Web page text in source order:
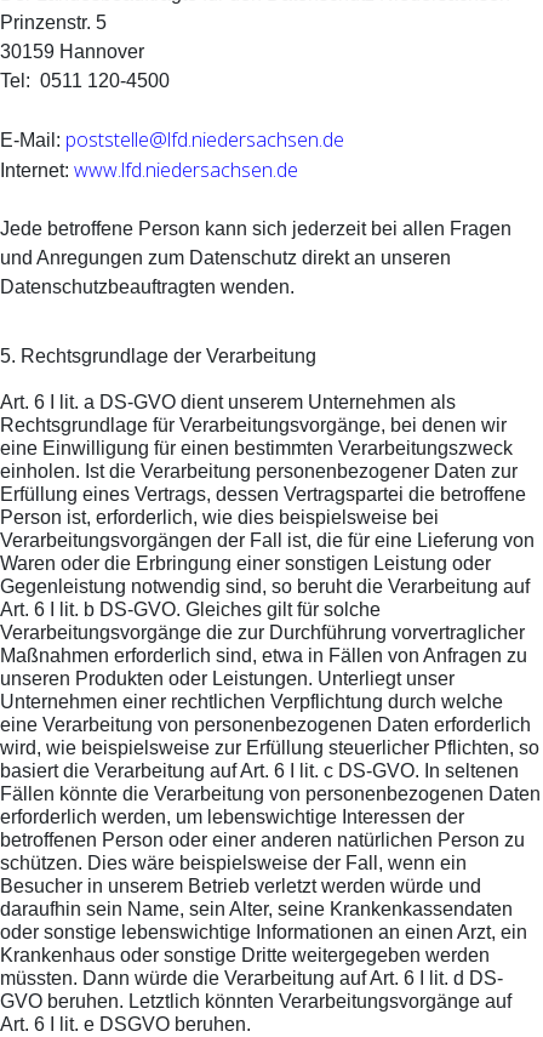
Prinzenstr. 5
30159 Hannover
Tel: 0511 120-4500
E-Mail: poststelle@lfd.niedersachsen.de
Internet: www.lfd.niedersachsen.de
Jede betroffene Person kann sich jederzeit bei allen Fragen
und Anregungen zum Datenschutz direkt an unseren
Datenschutzbeauftragten wenden.
5. Rechtsgrundlage der Verarbeitung
Art. 6 I lit. a DS-GVO dient unserem Unternehmen als
Rechtsgrundlage für Verarbeitungsvorgänge, bei denen wir
eine Einwilligung für einen bestimmten Verarbeitungszweck
einholen. Ist die Verarbeitung personenbezogener Daten zur
Erfüllung eines Vertrags, dessen Vertragspartei die betroffene
Person ist, erforderlich, wie dies beispielsweise bei
Verarbeitungsvorgängen der Fall ist, die für eine Lieferung von
Waren oder die Erbringung einer sonstigen Leistung oder
Gegenleistung notwendig sind, so beruht die Verarbeitung auf
Art. 6 I lit. b DS-GVO. Gleiches gilt für solche
Verarbeitungsvorgänge die zur Durchführung vorvertraglicher
Maßnahmen erforderlich sind, etwa in Fällen von Anfragen zu
unseren Produkten oder Leistungen. Unterliegt unser
Unternehmen einer rechtlichen Verpflichtung durch welche
eine Verarbeitung von personenbezogenen Daten erforderlich
wird, wie beispielsweise zur Erfüllung steuerlicher Pflichten, so
basiert die Verarbeitung auf Art. 6 I lit. c DS-GVO. In seltenen
Fällen könnte die Verarbeitung von personenbezogenen Daten
erforderlich werden, um lebenswichtige Interessen der
betroffenen Person oder einer anderen natürlichen Person zu
schützen. Dies wäre beispielsweise der Fall, wenn ein
Besucher in unserem Betrieb verletzt werden würde und
daraufhin sein Name, sein Alter, seine Krankenkassendaten
oder sonstige lebenswichtige Informationen an einen Arzt, ein
Krankenhaus oder sonstige Dritte weitergegeben werden
müssten. Dann würde die Verarbeitung auf Art. 6 I lit. d DS-
GVO beruhen. Letztlich könnten Verarbeitungsvorgänge auf
Art. 6 I lit. e DSGVO beruhen.